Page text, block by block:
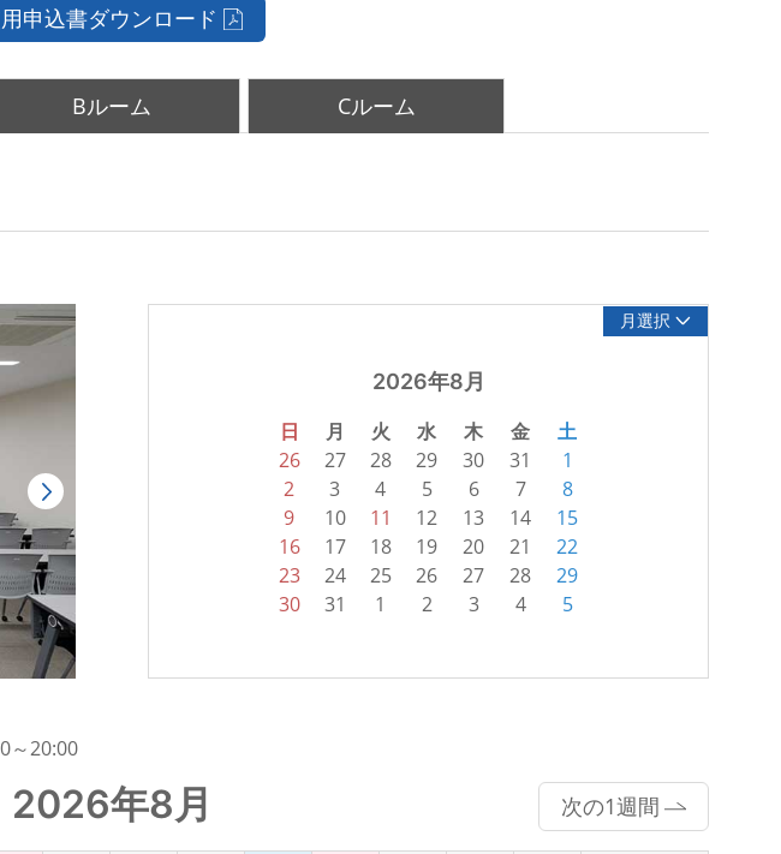
申込書ダウンロード
Bルーム Cルーム
月選択
2026年8月
日 月 火 水 木 金 土
26 27 28 29 30 31
1
2
3 4 5 6 7
8
9
10 11 12 13 14
15
16
17 18 19 20 21
22
23
24 25 26 27 28
29
30
31 1 2 3 4 5
～20:00
2026年8月 次の1週間